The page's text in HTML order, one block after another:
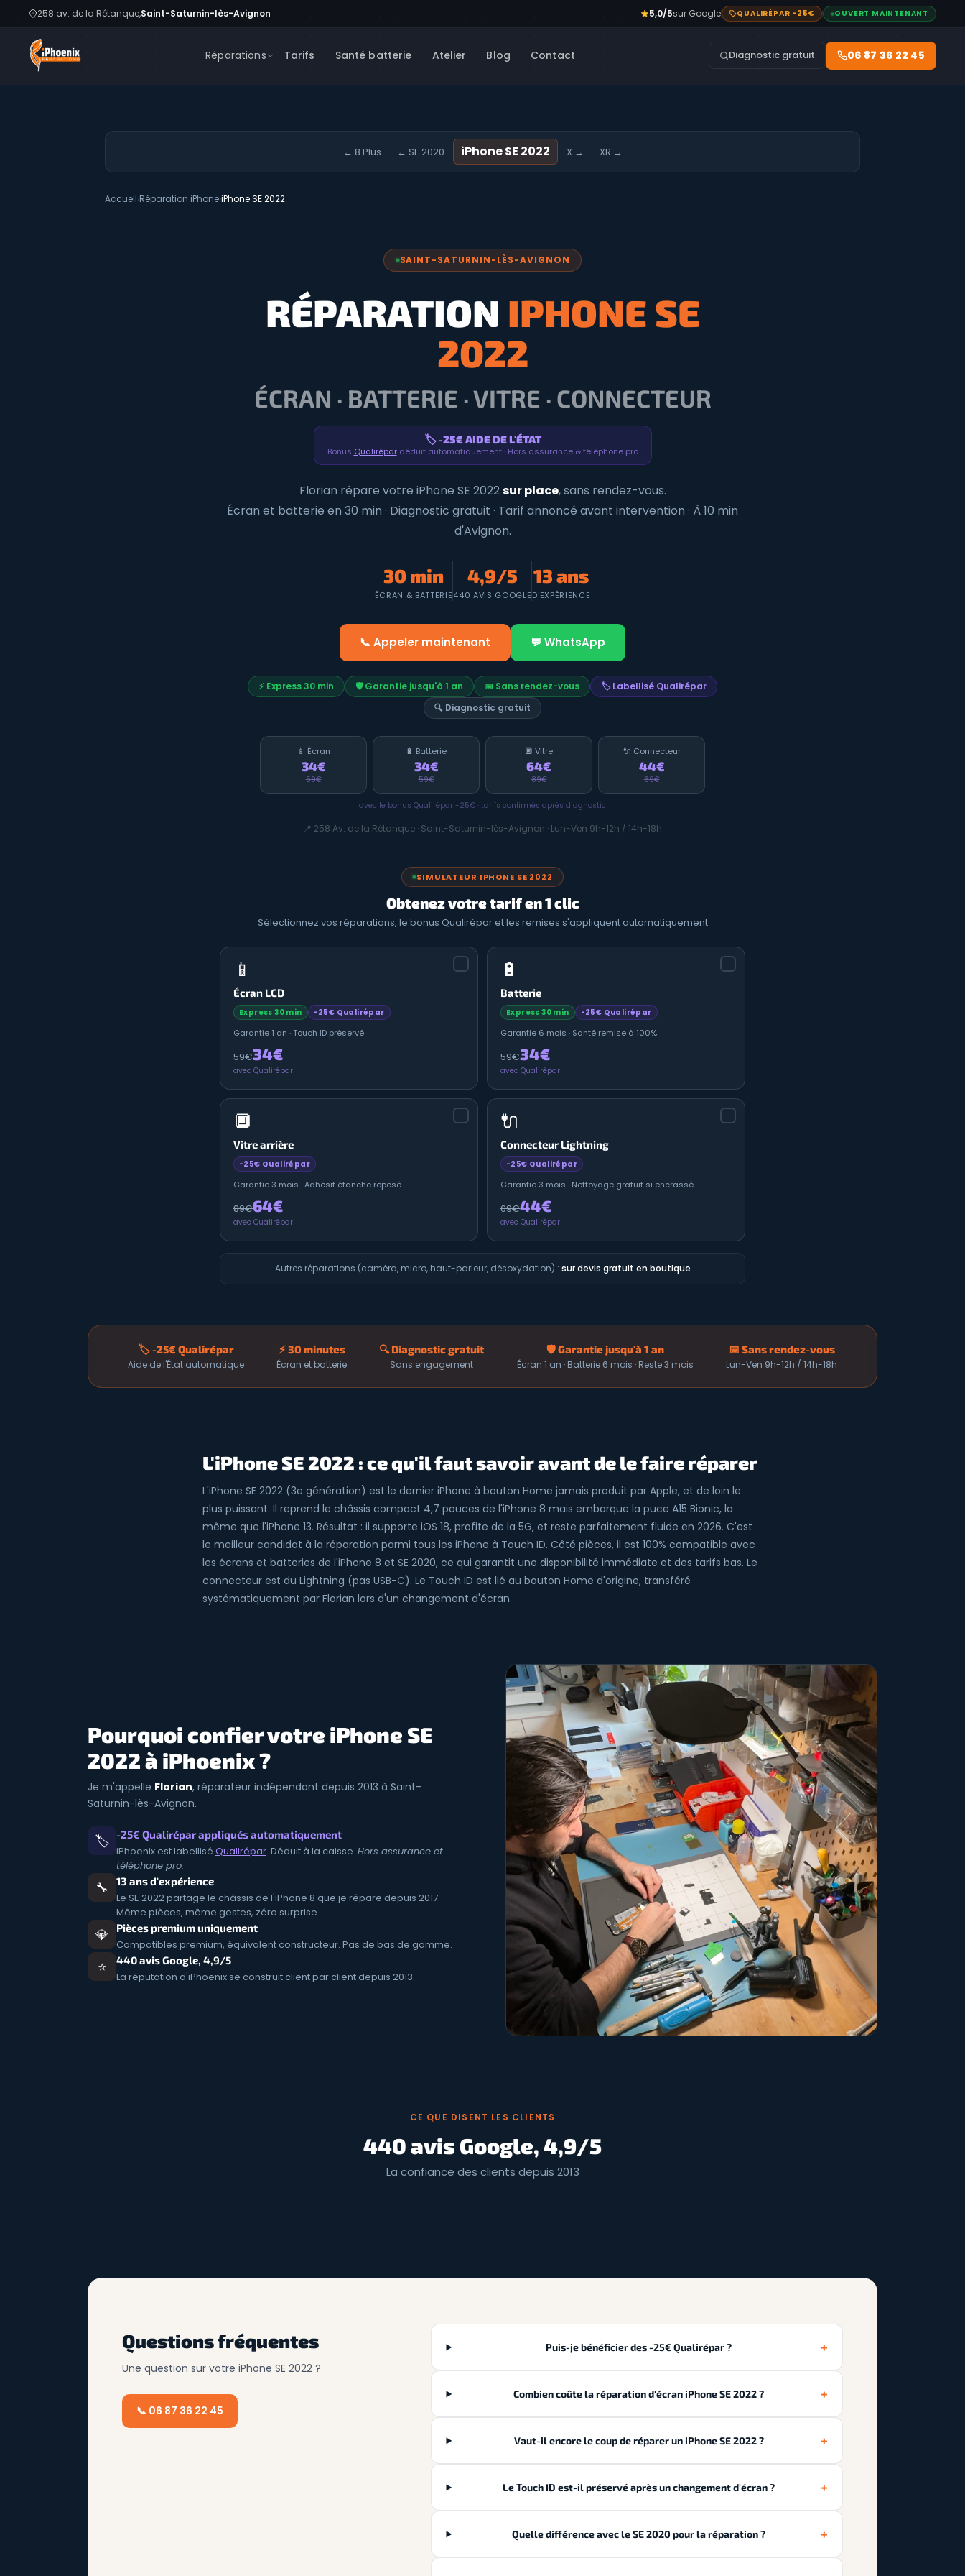
258 av. de la Rétanque,Saint-Saturnin-lès-Avignon 5,0/5sur Google QUALIRÉPAR -25€ OUVERT MAINTENANT
Réparations Tarifs Santé batterie Atelier Blog Contact Diagnostic gratuit 06 87 36 22 45
← 8 Plus ← SE 2020 iPhone SE 2022 X → XR →
Accueil›Réparation iPhone›iPhone SE 2022
SAINT-SATURNIN-LÈS-AVIGNON
RÉPARATION IPHONE SE
2022
ÉCRAN · BATTERIE · VITRE · CONNECTEUR
🏷️ -25€ AIDE DE L'ÉTAT
Bonus Qualirépardéduit automatiquement · Hors assurance & téléphone pro
Florian répare votre iPhone SE 2022sur place, sans rendez-vous.
Écran et batterie en 30 min · Diagnostic gratuit · Tarif annoncé avant intervention · À 10 min
d'Avignon.
30 min
ÉCRAN & BATTERIE
4,9/5
440 AVIS GOOGLE
13 ans
D'EXPÉRIENCE
📞 Appeler maintenant 💬 WhatsApp
⚡ Express 30 min 🛡️ Garantie jusqu'à 1 an 📅 Sans rendez-vous
🏷️ Labellisé Qualirépar
🔍 Diagnostic gratuit
📱 Écran
34€
59€
🔋 Batterie
34€
59€
🔲 Vitre
64€
89€
🔌 Connecteur
44€
69€
avec le bonus Qualirépar -25€ · tarifs confirmés après diagnostic
📍 258 Av. de la Rétanque · Saint-Saturnin-lès-Avignon · Lun-Ven 9h-12h / 14h-18h
SIMULATEUR IPHONE SE 2022
Obtenez votre tarif en 1 clic
Sélectionnez vos réparations, le bonus Qualirépar et les remises s'appliquent automatiquement
📱
Écran LCD
Express 30 min -25€ Qualirépar
Garantie 1 an · Touch ID préservé
59€34€
avec Qualirépar
🔋
Batterie
Express 30 min -25€ Qualirépar
Garantie 6 mois · Santé remise à 100%
59€34€
avec Qualirépar
🔲
Vitre arrière
-25€ Qualirépar
Garantie 3 mois · Adhésif étanche reposé
89€64€
avec Qualirépar
🔌
Connecteur Lightning
-25€ Qualirépar
Garantie 3 mois · Nettoyage gratuit si encrassé
69€44€
avec Qualirépar
Autres réparations (caméra, micro, haut-parleur, désoxydation) : sur devis gratuit en boutique
🏷️ -25€ Qualirépar
Aide de l'État automatique
⚡ 30 minutes
Écran et batterie
🔍 Diagnostic gratuit
Sans engagement
🛡️ Garantie jusqu'à 1 an
Écran 1 an · Batterie 6 mois · Reste 3 mois
📅 Sans rendez-vous
Lun-Ven 9h-12h / 14h-18h
L'iPhone SE 2022 : ce qu'il faut savoir avant de le faire réparer
L'iPhone SE 2022 (3e génération) est le dernier iPhone à bouton Home jamais produit par Apple, et de loin le
plus puissant. Il reprend le châssis compact 4,7 pouces de l'iPhone 8 mais embarque la puce A15 Bionic, la
même que l'iPhone 13. Résultat : il supporte iOS 18, profite de la 5G, et reste parfaitement fluide en 2026. C'est
le meilleur candidat à la réparation parmi tous les iPhone à Touch ID. Côté pièces, il est 100% compatible avec
les écrans et batteries de l'iPhone 8 et SE 2020, ce qui garantit une disponibilité immédiate et des tarifs bas. Le
connecteur est du Lightning (pas USB-C). Le Touch ID est lié au bouton Home d'origine, transféré
systématiquement par Florian lors d'un changement d'écran.
Pourquoi confier votre iPhone SE
2022 à iPhoenix ?
Je m'appelle Florian, réparateur indépendant depuis 2013 à Saint-
Saturnin-lès-Avignon.
🏷️ -25€ Qualirépar appliqués automatiquement
iPhoenix est labellisé Qualirépar. Déduit à la caisse. Hors assurance et
téléphone pro.
🔧 13 ans d'expérience
Le SE 2022 partage le châssis de l'iPhone 8 que je répare depuis 2017.
Même pièces, même gestes, zéro surprise.
💎 Pièces premium uniquement
Compatibles premium, équivalent constructeur. Pas de bas de gamme.
⭐ 440 avis Google, 4,9/5
La réputation d'iPhoenix se construit client par client depuis 2013.
CE QUE DISENT LES CLIENTS
440 avis Google, 4,9/5
La confiance des clients depuis 2013
Questions fréquentes
Une question sur votre iPhone SE 2022 ?
📞 06 87 36 22 45
Puis-je bénéficier des -25€ Qualirépar ? +
Combien coûte la réparation d'écran iPhone SE 2022 ? +
Vaut-il encore le coup de réparer un iPhone SE 2022 ? +
Le Touch ID est-il préservé après un changement d'écran ? +
Quelle différence avec le SE 2020 pour la réparation ? +